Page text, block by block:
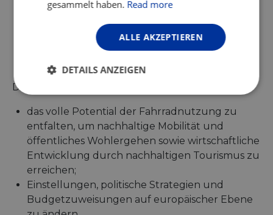
Gesundheitsfaktor;
Intermobilität;
Verbesserung der Sicherheit von weniger
geschützten Verkehrsteilnehmern.
Die ECF sieht es als seine Aufgabe und Mission an:
das volle Potential der Fahrradnutzung zu
entfalten, um nachhaltige Mobilität und
öffentliches Wohlergehen sowie wirtschaftliche
Entwicklung durch nachhaltigen Tourismus zu
erreichen;
Einstellungen, politische Strategien und
Budgetzuweisungen auf europäischer Ebene
gesammelt haben. Read more
ALLE AKZEPTIEREN
DETAILS ANZEIGEN
Unbedingt
erforderlich
Performance
Targeting Funktionalität
Unklassifizierte